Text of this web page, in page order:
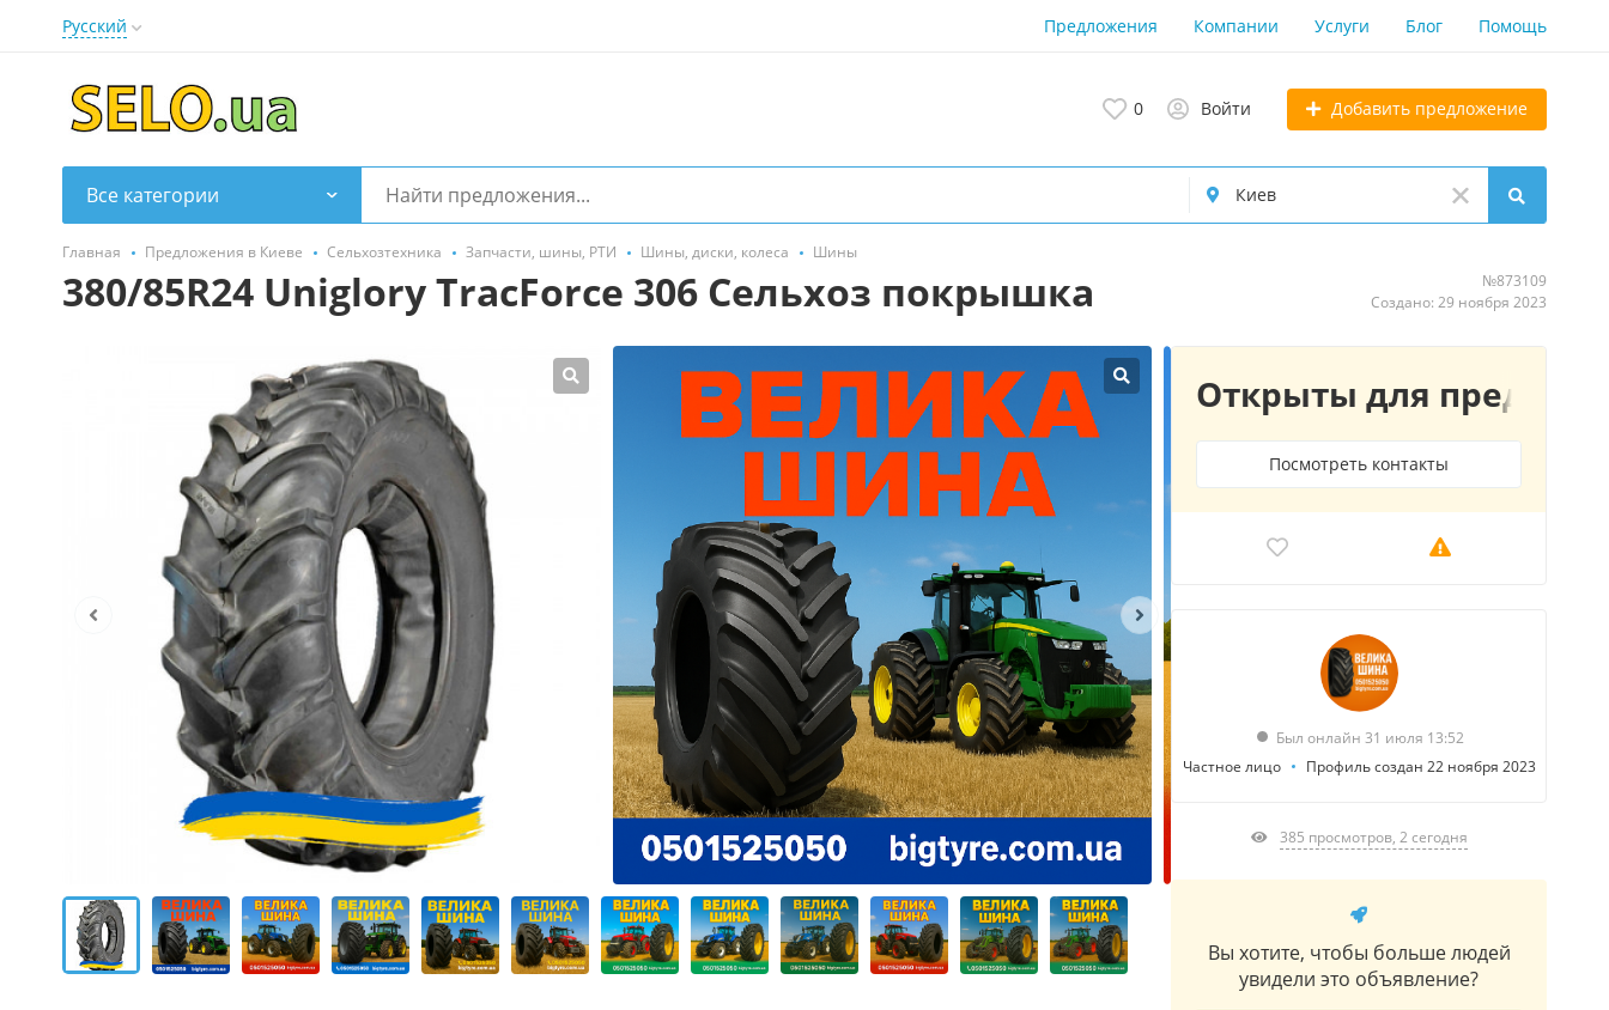
Русский Предложения Компании Услуги Блог Помощь
0 Войти Добавить предложение
Все категории
Главная Предложения в Киеве Сельхозтехника Запчасти, шины, РТИ Шины, диски, колеса Шины
380/85R24 Uniglory TracForce 306 Сельхоз покрышка
№873109
Создано: 29 ноября 2023
Открыты для
Посмотреть контакты
Был онлайн 31 июля 13:52
Частное лицо
Профиль создан 22 ноября 2023
385 просмотров, 2 сегодня
Вы хотите, чтобы больше людей
увидели это объявление?